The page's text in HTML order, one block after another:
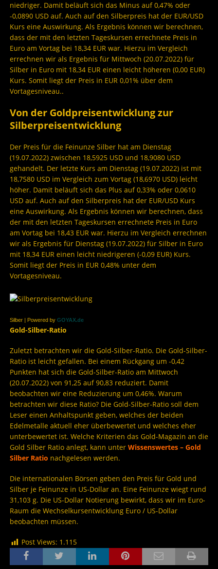
niedriger. Damit beläuft sich das Minus auf 0,47% oder
-0,0890 USD auf. Auch auf den Silberpreis hat der EUR/USD
Kurs eine Auswirkung. Als Ergebnis können wir berechnen,
dass der mit den letzten Tageskursen errechnete Preis in
Euro am Vortag bei 18,34 EUR war. Hierzu im Vergleich
errechnen wir als Ergebnis für Mittwoch (20.07.2022) für
Silber in Euro mit 18,34 EUR einen leicht höheren (0,00 EUR)
Kurs. Somit liegt der Preis in EUR 0,01% über dem
Vortagesniveau..
Von der Goldpreisentwicklung zur
Silberpreisentwicklung
Der Preis für die Feinunze Silber hat am Dienstag
(19.07.2022) zwischen 18,5925 USD und 18,9080 USD
gehandelt. Der letzte Kurs am Dienstag (19.07.2022) ist mit
18,7580 USD im Vergleich zum Vortag (18,6970 USD) leicht
höher. Damit beläuft sich das Plus auf 0,33% oder 0,0610
USD auf. Auch auf den Silberpreis hat der EUR/USD Kurs
eine Auswirkung. Als Ergebnis können wir berechnen, dass
der mit den letzten Tageskursen errechnete Preis in Euro
am Vortag bei 18,43 EUR war. Hierzu im Vergleich errechnen
wir als Ergebnis für Dienstag (19.07.2022) für Silber in Euro
mit 18,34 EUR einen leicht niedrigeren (-0,09 EUR) Kurs.
Somit liegt der Preis in EUR 0,48% unter dem
Vortagesniveau.
Silber | Powered by GOYAX.de
Gold-Silber-Ratio
Zuletzt betrachten wir die Gold-Silber-Ratio. Die Gold-Silber-
Ratio ist leicht gefallen. Bei einem Rückgang um -0,42
Punkten hat sich die Gold-Silber-Ratio am Mittwoch
(20.07.2022) von 91,25 auf 90,83 reduziert. Damit
beobachten wir eine Reduzierung um 0,46%. Warum
betrachten wir diese Ratio? Die Gold-Silber-Ratio soll dem
Leser einen Anhaltspunkt geben, welches der beiden
Edelmetalle aktuell eher überbewertet und welches eher
unterbewertet ist. Welche Kriterien das Gold-Magazin an die
Gold Silber Ratio anlegt, kann unter Wissenswertes – Gold
Silber Ratio nachgelesen werden.
Die internationalen Börsen geben den Preis für Gold und
Silber je Feinunze in US-Dollar an. Eine Feinunze wiegt rund
31,103 g. Die US-Dollar Notierung bewirkt, dass wir im Euro-
Raum die Wechselkursentwicklung Euro / US-Dollar
beobachten müssen.
Post Views: 1.115